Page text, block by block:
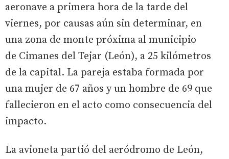
aeronave a primera hora de la tarde del
viernes, por causas aún sin determinar, en
una zona de monte próxima al municipio
de Cimanes del Tejar (León), a 25 kilómetros
de la capital. La pareja estaba formada por
una mujer de 67 años y un hombre de 69 que
fallecieron en el acto como consecuencia del
impacto.
La avioneta partió del aeródromo de León,